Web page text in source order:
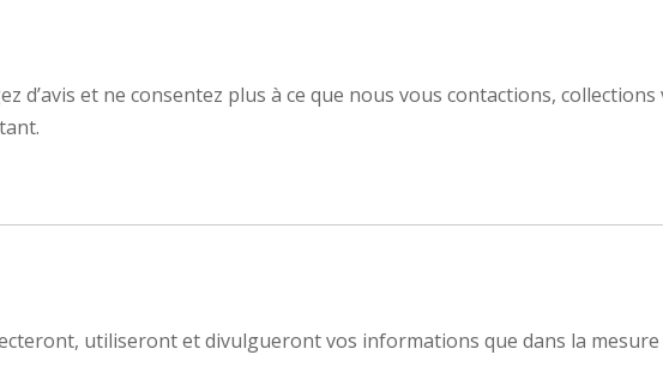
d’avis et ne consentez plus à ce que nous vous contactions,
utiliseront et divulgueront vos informations que dans la mesure